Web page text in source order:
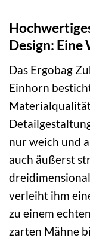
Design:
Das Ergobag
Einhorn
nur weich und
auch äußerst
verleiht ihm
zu einem
zarten Mähne